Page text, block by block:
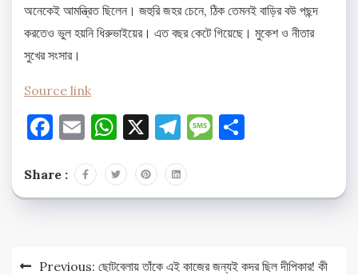
অনেকেই আমন্ত্রিত ছিলেন। জহুরি জহর চেনে, ঠিক তেমনই বাড়ির বউ পছন্দ
করতেও ভুল হয়নি ধিরুভাইয়ের। এত বছর কেটে গিয়েছে। মুকেশ ও নীতার
সুখের সংসার।
Source link
Facebook
EmailWhatsApp
X Telegram
Message
Share :
PostPrevious: ছোটবেলায় তাঁকে এই কাজের জন্যই কদর ছিল দীপিকার! কী